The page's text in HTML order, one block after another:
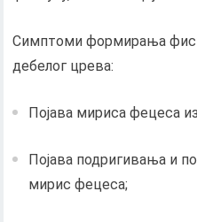
Симптоми формирања
дебелог црева:
Појава мириса фецеса
Појава подригивања и
мирис фецеса;